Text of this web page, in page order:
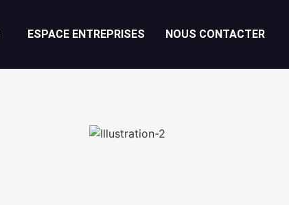
ESPACE ENTREPRISES NOUS CONTACTER